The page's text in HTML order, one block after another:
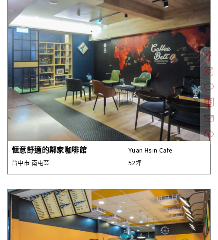
愜意舒適的鄰家咖啡館
Yuan Hsin Cafe
台中市 南屯區
52坪